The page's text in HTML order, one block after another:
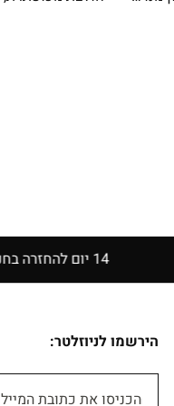
הירשמו לניוזלטר:
הכניסו את כתובת המייל